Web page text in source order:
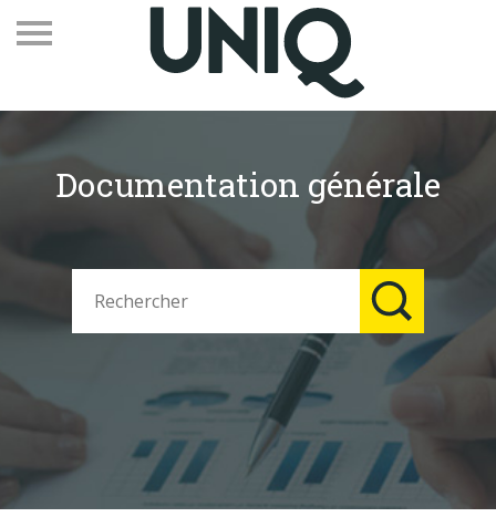
Recevez notre newsletter
Vos contacts
Espace adhérents
EN
Qui sommes-nous
Produits
Documentation générale